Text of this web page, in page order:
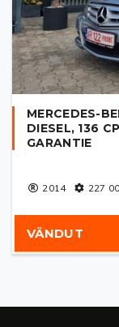
MERCEDES-
DIESEL, 136
GARANTIE
2014 227
VÂNDUT